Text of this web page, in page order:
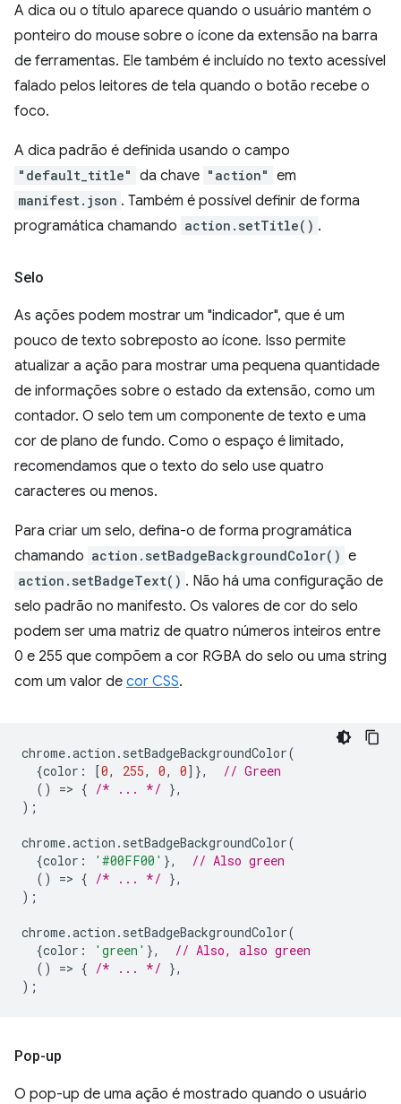
A dica ou o título aparece quando o usuário mantém o
ponteiro do mouse sobre o ícone da extensão na barra
de ferramentas. Ele também é incluído no texto acessível
falado pelos leitores de tela quando o botão recebe o
foco.
A dica padrão é definida usando o campo
"default_title" da chave "action" em
manifest.json . Também é possível definir de forma
programática chamando action.setTitle() .
Selo
As ações podem mostrar um "indicador", que é um
pouco de texto sobreposto ao ícone. Isso permite
atualizar a ação para mostrar uma pequena quantidade
de informações sobre o estado da extensão, como um
contador. O selo tem um componente de texto e uma
cor de plano de fundo. Como o espaço é limitado,
recomendamos que o texto do selo use quatro
caracteres ou menos.
Para criar um selo, defina-o de forma programática
chamando action.setBadgeBackgroundColor() e
action.setBadgeText() . Não há uma configuração de
selo padrão no manifesto. Os valores de cor do selo
podem ser uma matriz de quatro números inteiros entre
0 e 255 que compõem a cor RGBA do selo ou uma string
com um valor de cor CSS.
chrome.action . setBadgeBackgroundColor(
{color : [0, 255, 0, 0]},
// Green
()
=> { /* ... */ },
);
chrome.action . setBadgeBackgroundColor(
{color : '#00FF00' },
// Also green
()
=> { /* ... */ },
);
chrome.action . setBadgeBackgroundColor(
{color : 'green' },
// Also, also green
()
=> { /* ... */ },
);
Pop-up
O pop-up de uma ação é mostrado quando o usuário